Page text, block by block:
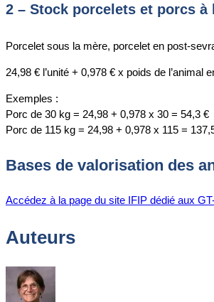
2 – Stock porcelets et porcs à
Porcelet sous la mère, porcelet en post-
24,98 € l’unité + 0,978 € x poids de l’animal
Exemples :
Porc de 30 kg = 24,98 + 0,978 x 30 = 54,3 €
Porc de 115 kg = 24,98 + 0,978 x 115 =
Bases de valorisation des
Accédez à la page du site IFIP dédié aux
Auteurs